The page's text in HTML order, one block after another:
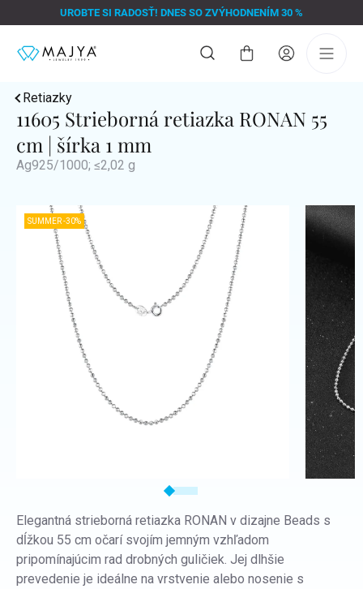
na
UROBTE SI RADOSŤ! DNES SO ZVÝHODNENÍM 30 %
Nákupný
Retiazky
11605 Strieborná retiazka RONAN 55
cm | šírka 1 mm
Ag925/1000; ≤2,02 g
SUMMER -30%
Elegantná strieborná retiazka RONAN v dizajne Beads s
dĺžkou 55 cm očarí svojím jemným vzhľadom
pripomínajúcim rad drobných guličiek. Jej dlhšie
prevedenie je ideálne na vrstvenie alebo nosenie s